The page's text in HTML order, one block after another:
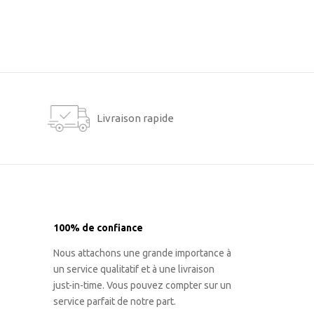
Livraison rapide
100% de confiance
Nous attachons une grande importance à
un service qualitatif et à une livraison
just-in-time. Vous pouvez compter sur un
service parfait de notre part.